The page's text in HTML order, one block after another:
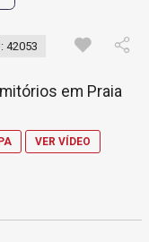
42053
em Praia
VER VÍDEO